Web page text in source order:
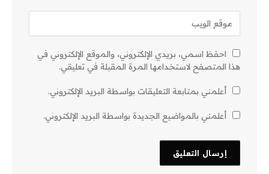
احفظ اسمي، بريدي الإلكتروني، والموقع الإلكتروني في
هذا المتصفح لاستخدامها المرة المقبلة في تعليقي.
أعلمني بمتابعة التعليقات بواسطة البريد الإلكتروني.
أعلمني بالمواضيع الجديدة بواسطة البريد الإلكتروني.